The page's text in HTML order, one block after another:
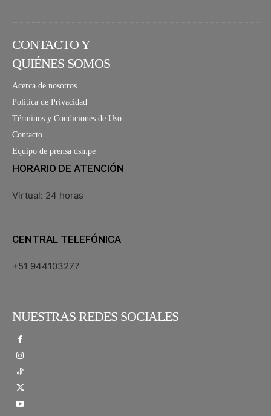
CONTACTO Y
QUIÉNES SOMOS
Acerca de nosotros
Política de Privacidad
Términos y Condiciones de Uso
Contacto
Equipo de prensa dsn.pe
HORARIO DE ATENCIÓN
Virtual: 24 horas
CENTRAL TELEFÓNICA
+51 944103277
NUESTRAS REDES SOCIALES